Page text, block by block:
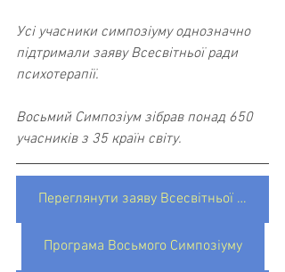
Усі учасники симпозіуму однозначно
підтримали заяву Всесвітньої ради
психотерапії.
Восьмий Симпозіум зібрав понад 650
учасників з 35 країн світу.
Переглянути заяву Всесвітньої ради психотерапії
Програма Восьмого Симпозіуму